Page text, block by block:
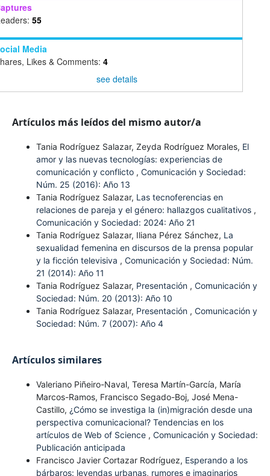
55
Media
Likes & Comments: 4
see details
Artículos más leídos del mismo autor/a
Tania Rodríguez Salazar, Zeyda Rodríguez Morales, El
amor y las nuevas tecnologías: experiencias de
comunicación y conflicto , Comunicación y Sociedad:
Núm. 25 (2016): Año 13
Tania Rodríguez Salazar, Las tecnoferencias en
relaciones de pareja y el género: hallazgos cualitativos ,
Comunicación y Sociedad: 2024: Año 21
Tania Rodríguez Salazar, Iliana Pérez Sánchez, La
sexualidad femenina en discursos de la prensa popular
y la ficción televisiva , Comunicación y Sociedad: Núm.
21 (2014): Año 11
Tania Rodríguez Salazar, Presentación , Comunicación y
Sociedad: Núm. 20 (2013): Año 10
Tania Rodríguez Salazar, Presentación , Comunicación y
Sociedad: Núm. 7 (2007): Año 4
Artículos similares
Valeriano Piñeiro-Naval, Teresa Martín-García, María
Marcos-Ramos, Francisco Segado-Boj, José Mena-
Castillo, ¿Cómo se investiga la (in)migración desde una
perspectiva comunicacional? Tendencias en los
artículos de Web of Science , Comunicación y Sociedad:
Publicación anticipada
Francisco Javier Cortazar Rodríguez, Esperando a los
bárbaros: leyendas urbanas, rumores e imaginarios